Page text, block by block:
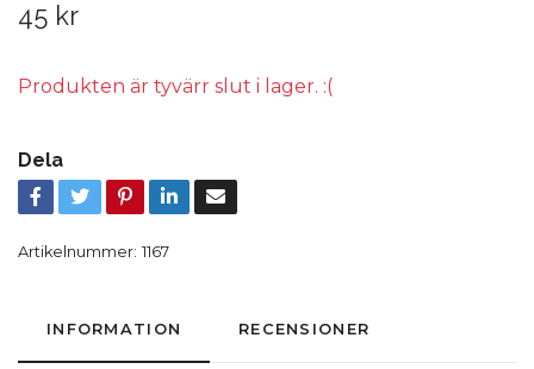
45 kr
Produkten är tyvärr slut i lager. :(
Dela
Artikelnummer: 1167
INFORMATION RECENSIONER